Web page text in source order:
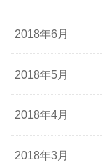
2018年6月
2018年5月
2018年4月
2018年3月